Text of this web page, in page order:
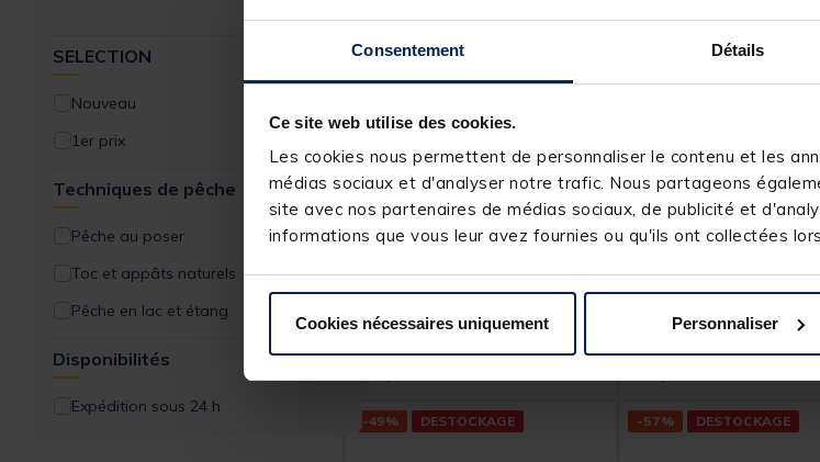
Consentement Détails
Ce site web utilise des cookies.
Les cookies nous permettent de personnaliser le contenu et les
médias sociaux et d'analyser notre trafic. Nous partageons
site avec nos partenaires de médias sociaux, de publicité et
informations que vous leur avez fournies ou qu'ils ont collectées
Cookies nécessaires uniquement Personnaliser
SELECTION
Nouveau
1er prix
Techniques de pêche
Pêche au poser
Toc et appâts naturels
Pêche en lac et étang
Disponibilités
Expédition sous 24 h
STROW
Hameçons montés STROW
Truite à cran
[object Object] out of 5 Customer Rating
(11)
3,
RAGOT
Hameçons montés
waterqueen bleu
[object Object] out of 5
(6)
-49% DESTOCKAGE -57% DESTOCKAGE